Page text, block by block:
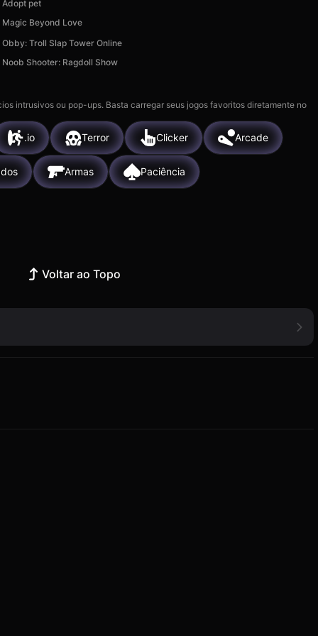
Adopt pet
Magic Beyond Love
Obby: Troll Slap Tower Online
Noob Shooter: Ragdoll Show
intrusivos ou pop-ups. Basta carregar seus jogos favoritos diretamente no
.io Terror Clicker Arcade
Armas Paciência
Voltar ao Topo